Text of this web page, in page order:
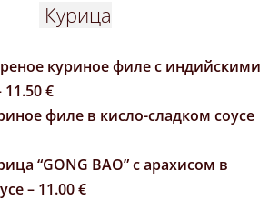
Курица
куриное филе с индийскими
€
филе в кисло-сладком соусе
“GONG BAO” с арахисом в
– 11.00 €